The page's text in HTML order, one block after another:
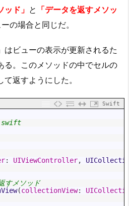
ッド」 と 「データを返すメソッ
の場合と同じだ。
はビューの表示が更新されるた
る。このメソッドの中でセルの
返すようにした。
Swift
: UIViewController,
すメソッド
(collectionView: